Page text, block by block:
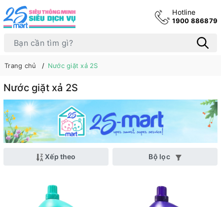
Hotline
1900 886879
Trang chủ Nước giặt xả 2S
Nước giặt xả 2S
Xếp theo Bộ lọc